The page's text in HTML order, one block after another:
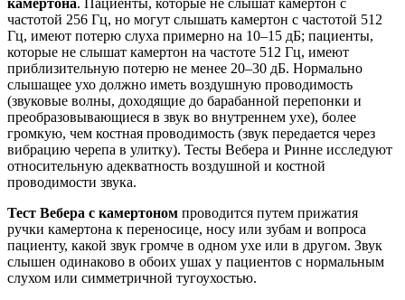
камертона. Пациенты, которые не слышат камертон с
частотой 256 Гц, но могут слышать камертон с частотой 512
Гц, имеют потерю слуха примерно на 10–15 дБ; пациенты,
которые не слышат камертон на частоте 512 Гц, имеют
приблизительную потерю не менее 20–30 дБ. Нормально
слышащее ухо должно иметь воздушную проводимость
(звуковые волны, доходящие до барабанной перепонки и
преобразовывающиеся в звук во внутреннем ухе), более
громкую, чем костная проводимость (звук передается через
вибрацию черепа в улитку). Тесты Вебера и Ринне исследуют
относительную адекватность воздушной и костной
проводимости звука.
Тест Вебера с камертоном проводится путем прижатия
ручки камертона к переносице, носу или зубам и вопроса
пациенту, какой звук громче в одном ухе или в другом. Звук
слышен одинаково в обоих ушах у пациентов с нормальным
слухом или симметричной тугоухостью.